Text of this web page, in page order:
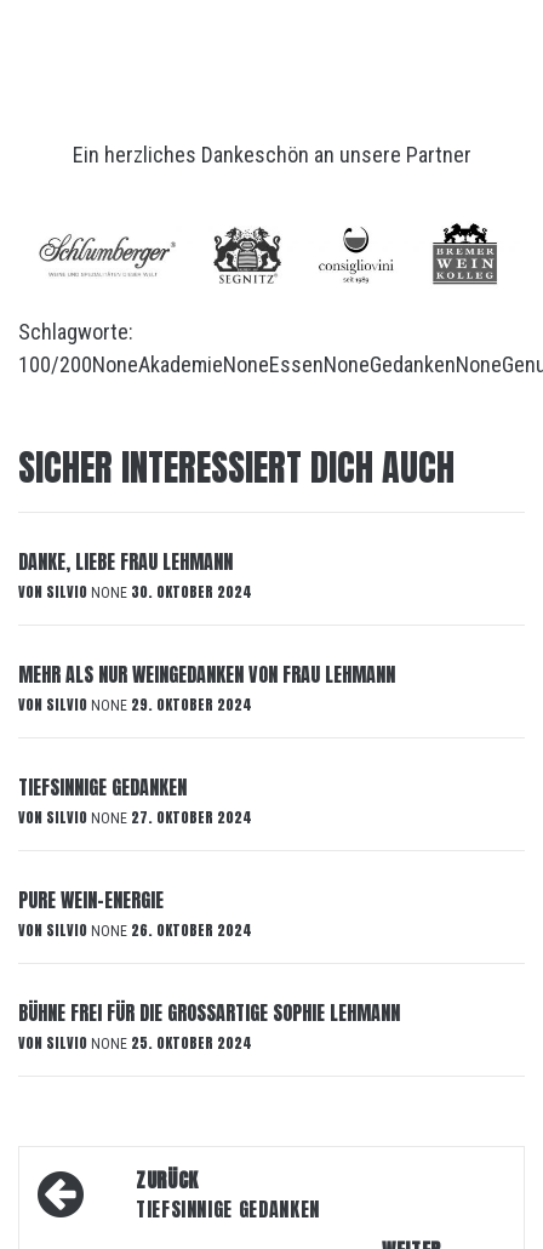
Ein herzliches Dankeschön an unsere Partner
Schlagworte:
100/200NoneAkademieNoneEssenNoneGedankenNone
SICHER INTERESSIERT DICH AUCH
DANKE, LIEBE FRAU LEHMANN
VON SILVIO NONE 30. OKTOBER 2024
MEHR ALS NUR WEINGEDANKEN VON FRAU LEHMANN
VON SILVIO NONE 29. OKTOBER 2024
TIEFSINNIGE GEDANKEN
VON SILVIO NONE 27. OKTOBER 2024
PURE WEIN-ENERGIE
VON SILVIO NONE 26. OKTOBER 2024
BÜHNE FREI FÜR DIE GROSSARTIGE SOPHIE LEHMANN
VON SILVIO NONE 25. OKTOBER 2024
Beitragsnavigation
ZURÜCK
TIEFSINNIGE GEDANKEN